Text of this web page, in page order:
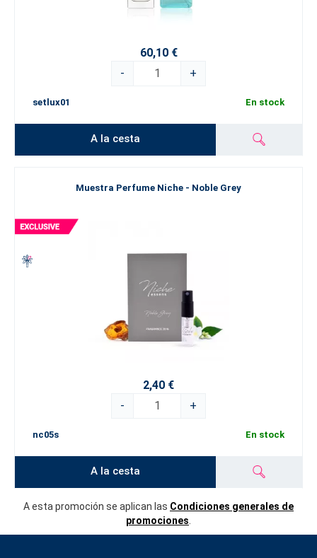
60,10 €
-
+
setlux01 En stock
A la cesta
Muestra Perfume Niche - Noble Grey
2,40 €
-
+
nc05s En stock
A la cesta
A esta promoción se aplican las Condiciones generales de
promociones.